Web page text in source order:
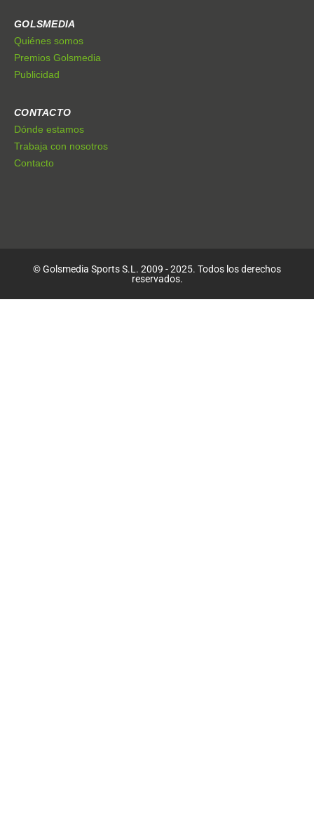
GOLSMEDIA
Quiénes somos
Premios Golsmedia
Publicidad
CONTACTO
Dónde estamos
Trabaja con nosotros
Contacto
© Golsmedia Sports S.L. 2009 - 2025. Todos los derechos
reservados.